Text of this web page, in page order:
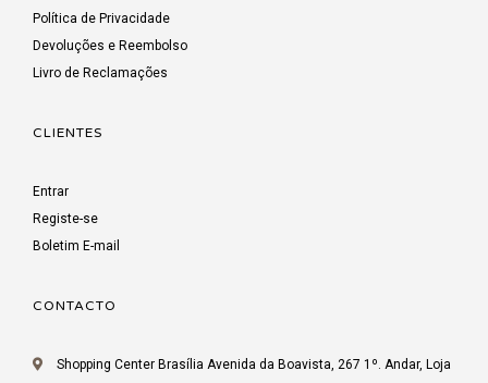
Política de Privacidade
Devoluções e Reembolso
Livro de Reclamações
CLIENTES
Entrar
Registe-se
Boletim E-mail
CONTACTO
Shopping Center Brasília Avenida da Boavista, 267 1º. Andar, Loja